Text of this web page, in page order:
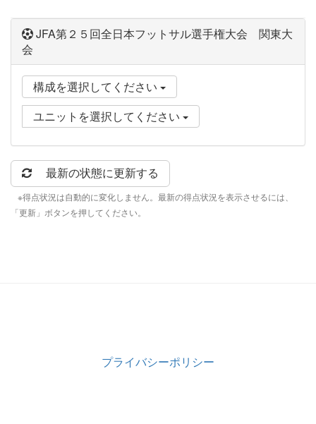
JFA第２５回全日本フットサル選手権大会 関東大
会
構成を選択してください
ユニットを選択してください
最新の状態に更新する
※得点状況は自動的に変化しません。最新の得点状況を表示させるには、
「更新」ボタンを押してください。
プライバシーポリシー